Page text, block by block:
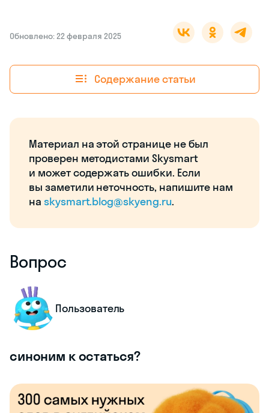
Обновлено: 22 февраля 2025
Содержание статьи
Материал на этой странице не был
проверен методистами Skysmart
и может содержать ошибки. Если
вы заметили неточность, напишите нам
на skysmart.blog@skyeng.ru.
Вопрос
Пользователь
синоним к остаться?